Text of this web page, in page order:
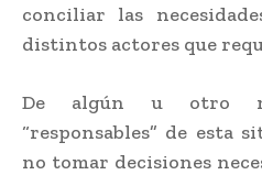
conciliar las
distintos actores que
De algún u otro
“responsables” de esta
no tomar decisiones